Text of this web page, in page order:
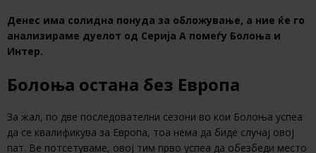
Денес има солидна понуда за обложување, а ние ќе го
анализираме дуелот од Серија А помеѓу Болоња и
Интер.
Болоња остана без Европа
За жал, по две последователни сезони во кои Болоња успеа
да се квалификува за Европа, тоа нема да биде случај овој
пат. Ве потсетуваме, овој тим прво успеа да обезбеди место